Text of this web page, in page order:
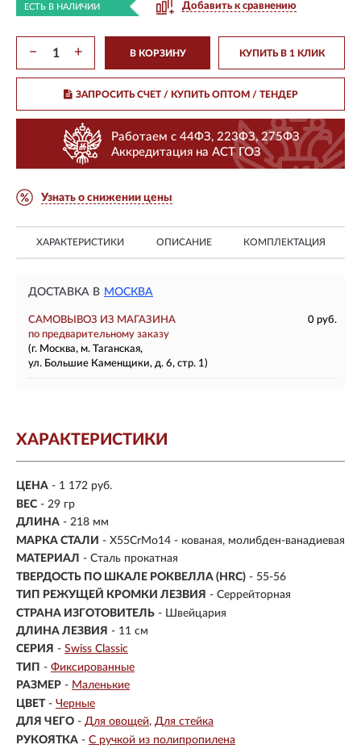
ЕСТЬ В НАЛИЧИИ Добавить к сравнению
− + В КОРЗИНУ КУПИТЬ В 1 КЛИК
ЗАПРОСИТЬ СЧЕТ / КУПИТЬ ОПТОМ/ ТЕНДЕР
Работаем с 44ФЗ, 223ФЗ, 275ФЗ
Аккредитация на АСТ ГОЗ
Узнать о снижении цены
ХАРАКТЕРИСТИКИ ОПИСАНИЕ КОМПЛЕКТАЦИЯ
ДОСТАВКА В МОСКВА
САМОВЫВОЗ ИЗ МАГАЗИНА
0 руб.
по предварительному заказу
(г. Москва, м. Таганская,
ул. Большие Каменщики, д. 6, стр. 1)
ХАРАКТЕРИСТИКИ
ЦЕНА - 1 172 руб.
ВЕС - 29 гр
ДЛИНА - 218 мм
МАРКА СТАЛИ - X55CrMo14 - кованая, молибден-ванадиевая
МАТЕРИАЛ - Сталь прокатная
ТВЕРДОСТЬ ПО ШКАЛЕ РОКВЕЛЛА (HRC) - 55-56
ТИП РЕЖУЩЕЙ КРОМКИ ЛЕЗВИЯ - Серрейторная
СТРАНА ИЗГОТОВИТЕЛЬ - Швейцария
ДЛИНА ЛЕЗВИЯ - 11 см
СЕРИЯ - Swiss Classic
ТИП - Фиксированные
РАЗМЕР - Маленькие
ЦВЕТ - Черные
ДЛЯ ЧЕГО - Для овощей Для стейка
РУКОЯТКА - С ручкой из полипропилена